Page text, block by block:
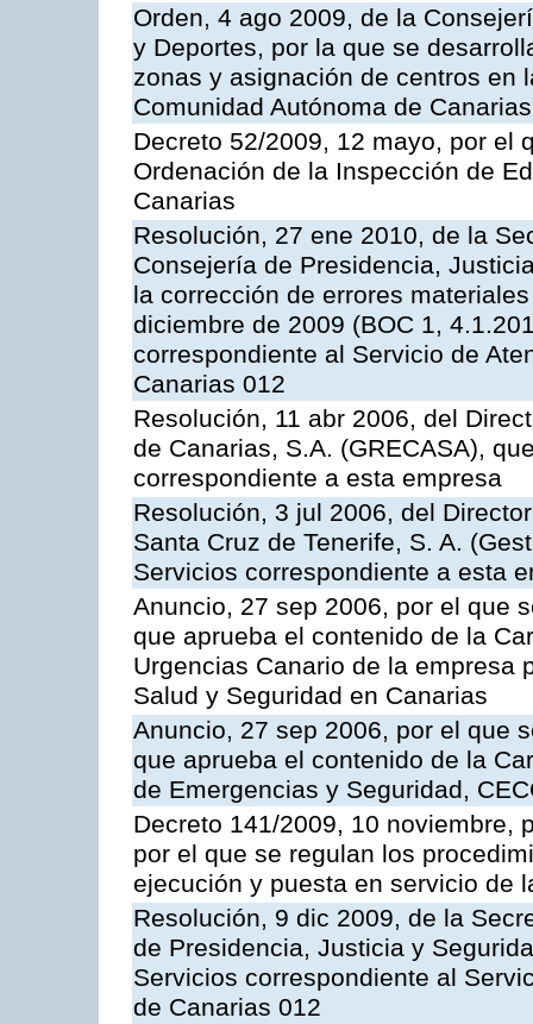
Orden, 4 ago 2009, de la
y Deportes, por la que se
zonas y asignación de centros en
Comunidad Autónoma de Canarias
Decreto 52/2009, 12 mayo, por el
Ordenación de la Inspección de
Canarias
Resolución, 27 ene 2010, de la
Consejería de Presidencia,
la corrección de errores
diciembre de 2009 (BOC 1,
correspondiente al Servicio de
Canarias 012
Resolución, 11 abr 2006, del
de Canarias, S.A. (GRECASA),
correspondiente a esta empresa
Resolución, 3 jul 2006, del
Santa Cruz de Tenerife, S. A.
Servicios correspondiente a esta
Anuncio, 27 sep 2006, por el que
que aprueba el contenido de la
Urgencias Canario de la empresa
Salud y Seguridad en Canarias
Anuncio, 27 sep 2006, por el que
que aprueba el contenido de la
de Emergencias y Seguridad,
Decreto 141/2009, 10 noviembre,
por el que se regulan los
ejecución y puesta en servicio de
Resolución, 9 dic 2009, de la
de Presidencia, Justicia y
Servicios correspondiente al
de Canarias 012